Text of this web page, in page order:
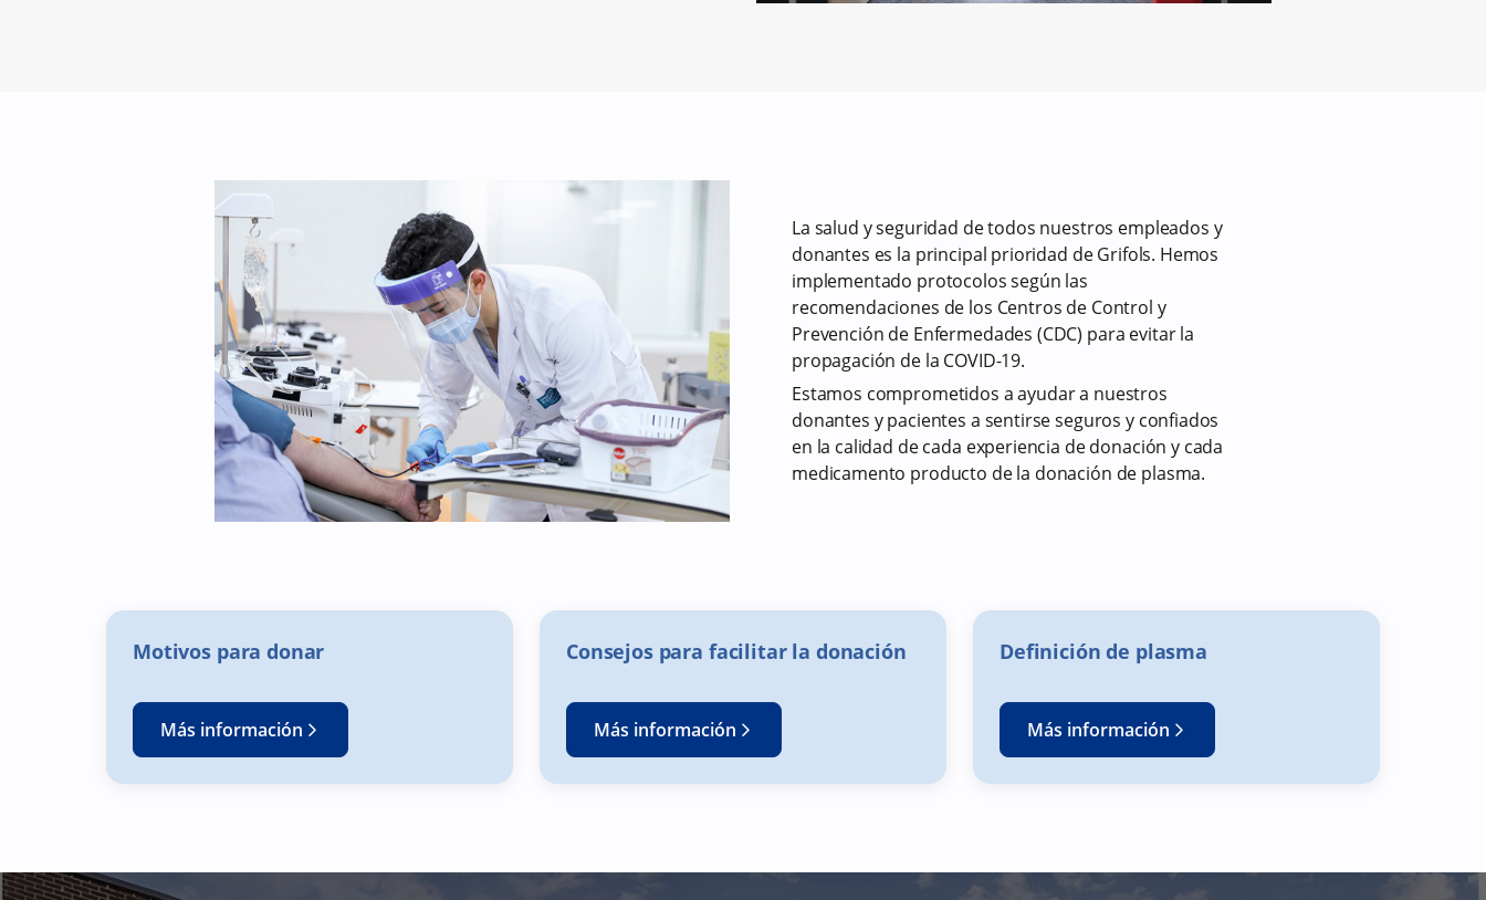
La salud y seguridad de todos nuestros empleados y
donantes es la principal prioridad de Grifols. Hemos
implementado protocolos según las
recomendaciones de los Centros de Control y
Prevención de Enfermedades (CDC) para evitar la
propagación de la COVID-19.
Estamos comprometidos a ayudar a nuestros
donantes y pacientes a sentirse seguros y confiados
en la calidad de cada experiencia de donación y cada
medicamento producto de la donación de plasma.
Motivos para donar
Más información
Consejos para facilitar la donación
Más información
Definición de plasma
Más información